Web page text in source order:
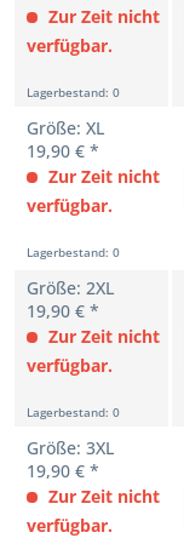
Zur Zeit nicht
verfügbar.
Lagerbestand: 0
Größe: XL
19,90 € *
Zur Zeit nicht
verfügbar.
Lagerbestand: 0
Größe: 2XL
19,90 € *
Zur Zeit nicht
verfügbar.
Lagerbestand: 0
Größe: 3XL
19,90 € *
Zur Zeit nicht
verfügbar.